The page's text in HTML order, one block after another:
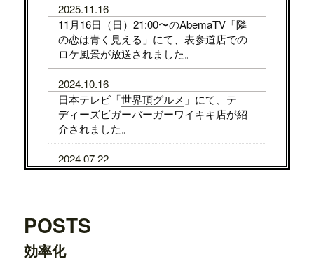
2025.11.16
11月16日（日）21:00〜のAbemaTV「隣
の恋は青く見える」にて、表参道店での
ロケ風景が放送されました。
2024.10.16
日本テレビ「世界頂グルメ 」にて、テ
ディーズビガーバーガーワイキキ店が紹
介されました。
2024.07.22
7/31から8/5まで、京都タカシマヤに、TE
2024.07.22
7/24から7/29まで、大阪タカシマヤに、T
POSTS
効率化